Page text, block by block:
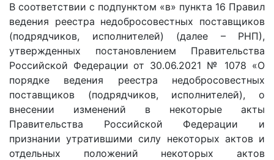
В соответствии с подпунктом «в» пункта 16 Правил
ведения реестра недобросовестных поставщиков
(подрядчиков, исполнителей) (далее – РНП),
утвержденных постановлением Правительства
Российской Федерации от 30.06.2021 № 1078 «О
порядке ведения реестра недобросовестных
поставщиков (подрядчиков, исполнителей), о
внесении изменений в некоторые акты
Правительства Российской Федерации и
признании утратившими силу некоторых актов и
отдельных положений некоторых актов